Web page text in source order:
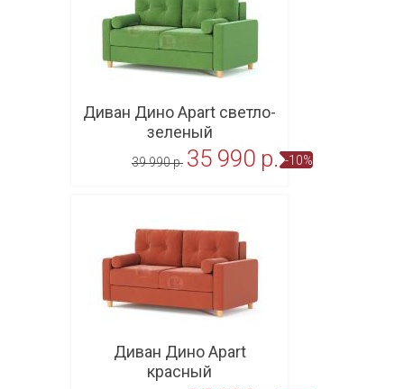
Диван Дино Apart светло-
зеленый
39 990 p. -10%
35 990 p.
Диван Дино Apart
красный